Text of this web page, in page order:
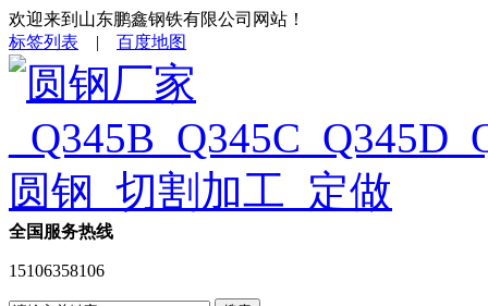
欢迎来到山东鹏鑫钢铁有限公司网站！
标签列表 | 百度地图
全国服务热线
15106358106